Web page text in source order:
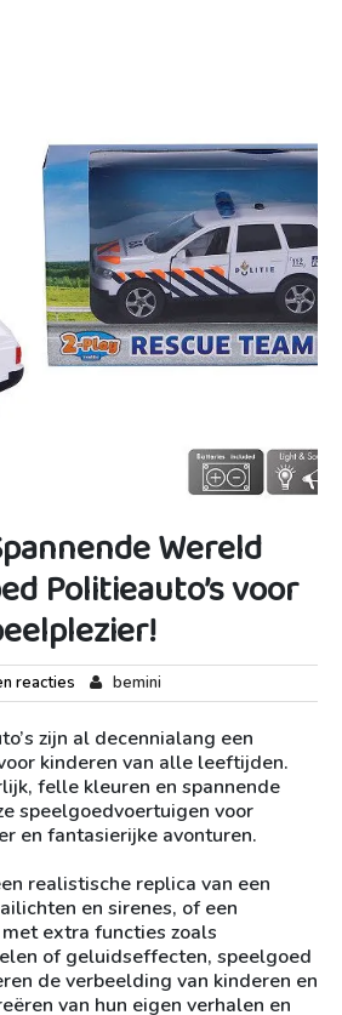
Wereld
Politieauto’s voor
reacties bemini
zijn al decennialang een
kinderen van alle leeftijden.
felle kleuren en spannende
speelgoedvoertuigen voor
en fantasierijke avonturen.
realistische replica van een
en sirenes, of een
extra functies zoals
of geluidseffecten, speelgoed
de verbeelding van kinderen en
van hun eigen verhalen en